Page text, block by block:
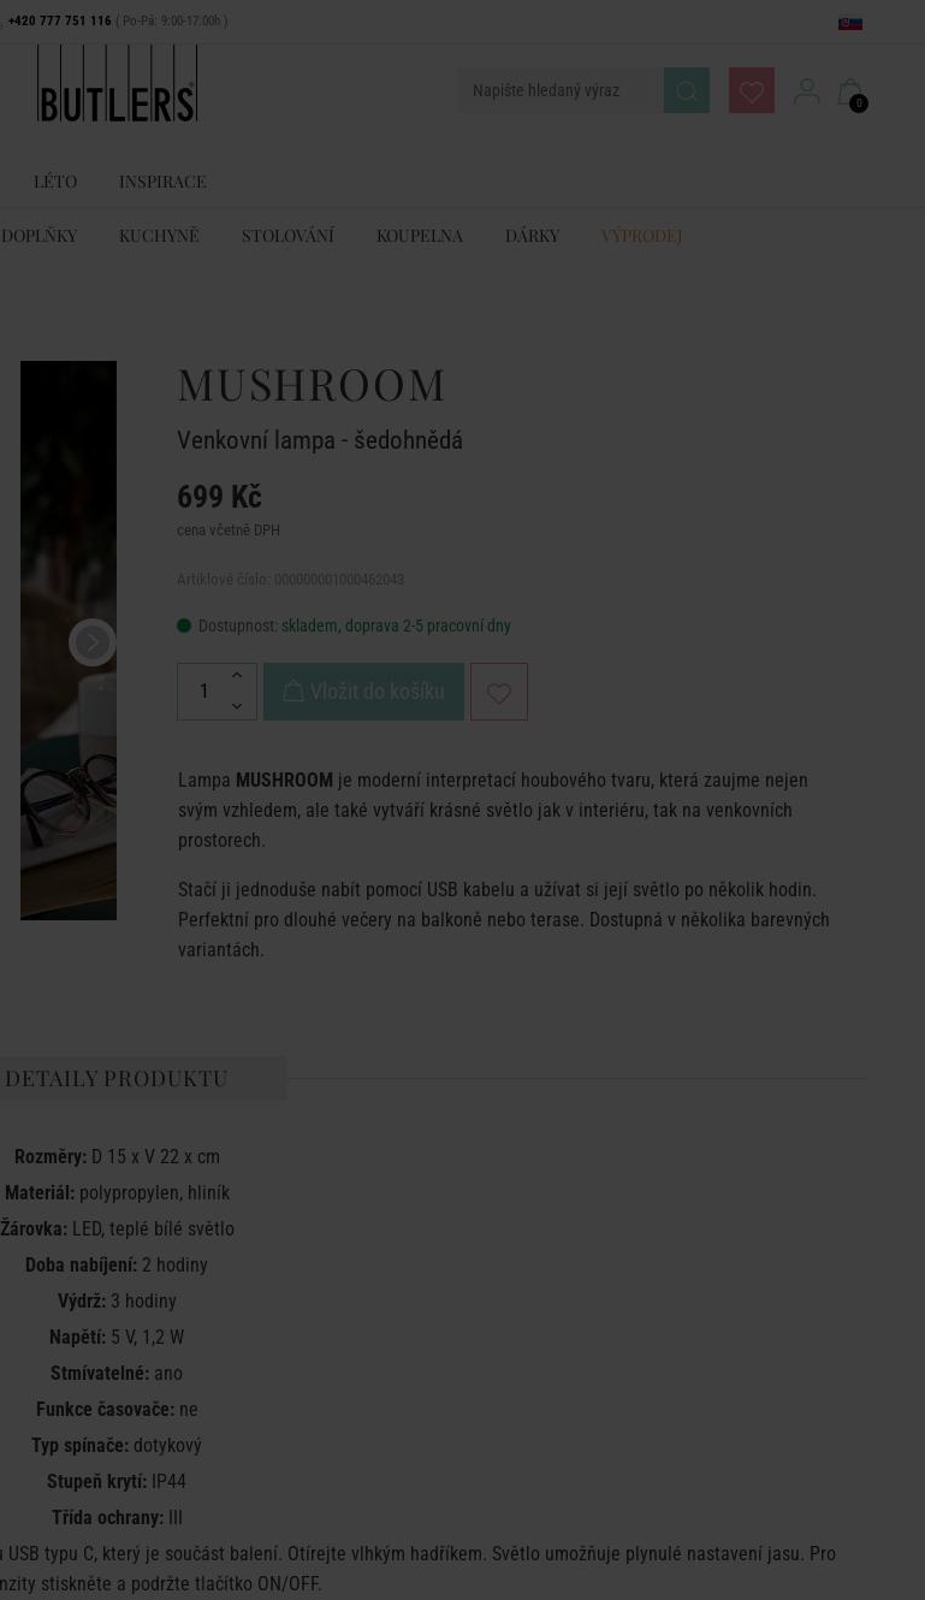
+420 777 751 116 ( Po-Pá: 9:00-17:00h )
0
LÉTO INSPIRACE
KUCHYNĚ STOLOVÁNÍ KOUPELNA DÁRKY VÝPRODEJ
MUSHROOM
Venkovní lampa - šedohnědá
699 Kč
cena včetně DPH
Dostupnost: skladem, doprava 2-5 pracovní dny
Vložit do košíku
Lampa MUSHROOM je moderní interpretací houbového tvaru, která zaujme nejen
svým vzhledem, ale také vytváří krásné světlo jak v interiéru, tak na venkovních
prostorech.
Stačí ji jednoduše nabít pomocí USB kabelu a užívat si její světlo po několik hodin.
Perfektní pro dlouhé večery na balkoně nebo terase. Dostupná v několika barevných
variantách.
DETAILY PRODUKTU
Rozměry: D 15 x V 22 x cm
Materiál:polypropylen, hliník
Žárovka: LED, teplé bílé světlo
Doba nabíjení: 2 hodiny
Výdrž: 3 hodiny
Napětí: 5 V, 1,2 W
Stmívatelné: ano
Funkce časovače: ne
Typ spínače: dotykový
Stupeň krytí: IP44
Třída ochrany:III
typu C, který je součást balení. Otírejte vlhkým hadříkem. Světlo umožňuje plynulé nastavení jasu. Pro
stiskněte a podržte tlačítko ON/OFF.